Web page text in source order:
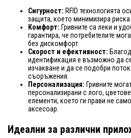
Сигурност: RFID технологията
защита, което минимизира
Комфорт: Гривните са леки и
гарантира, че потребителите
без дискомфорт.
Скорост и ефективност:
идентификация е възможно да
изчакване и да се подобри
съоръжения.
Персонализация: Гривните
персонализирани с лого,
елементи, което ги прави не
аксесоар.
Идеални за различни